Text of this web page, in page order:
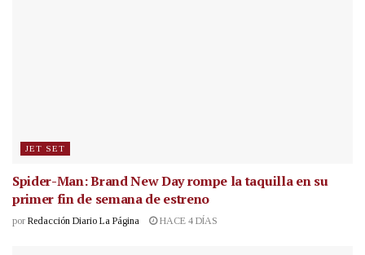
JET SET
Spider-Man: Brand New Day rompe la taquilla en su
primer fin de semana de estreno
por Redacción Diario La Página HACE 4 DÍAS